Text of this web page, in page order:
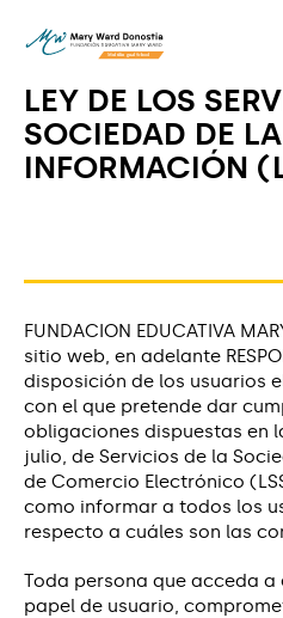
LEY DE LOS
SOCIEDAD DE LA
INFORMACIÓN
FUNDACION EDUCATIVA
sitio web, en adelante
disposición de los usuarios
con el que pretende dar
obligaciones dispuestas en
julio, de Servicios de la
de Comercio Electrónico
como informar a todos los
respecto a cuáles son las
Toda persona que acceda
papel de usuario,